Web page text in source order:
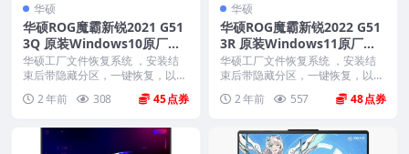
华硕
华硕ROG魔霸新锐2021 G51
3Q 原装Windows10原厂系
统 工厂模式 带ASUS Recove
ry恢复功能
华硕工厂文件恢复系统 ，安装结
束后带隐藏分区，一键恢复，以及
2 年前 308 45
华硕
华硕ROG魔霸新锐2022 G51
3R 原装Windows11原厂系
统 工厂模式 带ASUS Recove
ry恢复功能
华硕工厂文件恢复系统 ，安装结
束后带隐藏分区，一键恢复，以及
2 年前 557 48